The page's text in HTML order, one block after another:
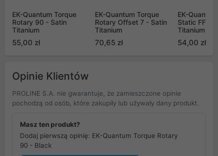
EK-Quantum Torque
Rotary 90 - Satin
Titanium
55,00 zł
EK-Quantum Torque
Rotary Offset 7 - Satin
Titanium
70,65 zł
EK-
Static FF
Titanium
54,00 zł
Opinie Klientów
PROLINE S.A. nie gwarantuje, że zamieszczone opinie
pochodzą od osób, które zakupiły lub używały dany produkt.
Masz ten produkt?
Dodaj pierwszą opinię: EK-Quantum Torque Rotary
90 - Black